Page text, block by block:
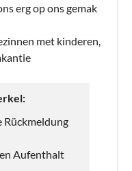
erg op ons gemak
met kinderen,
Rückmeldung
Aufenthalt